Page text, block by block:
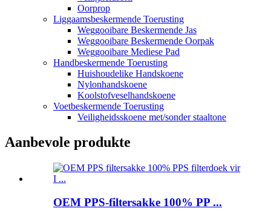
Oorprop
Liggaamsbeskermende Toerusting
Weggooibare Beskermende Jas
Weggooibare Beskermende Oorpak
Weggooibare Mediese Pad
Handbeskermende Toerusting
Huishoudelike Handskoene
Nylonhandskoene
Koolstofveselhandskoene
Voetbeskermende Toerusting
Veiligheidsskoene met/sonder staaltone
Aanbevole produkte
OEM PPS-filtersakke 100% PP ...